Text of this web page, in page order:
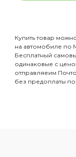
Купить товар
на автомобиле по
Бесплатный
одинаковые с
отправляеим
без предоплаты